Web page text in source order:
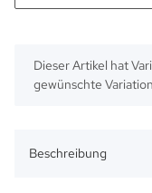
x
Dieser Artikel hat
gewünschte
Beschreibung